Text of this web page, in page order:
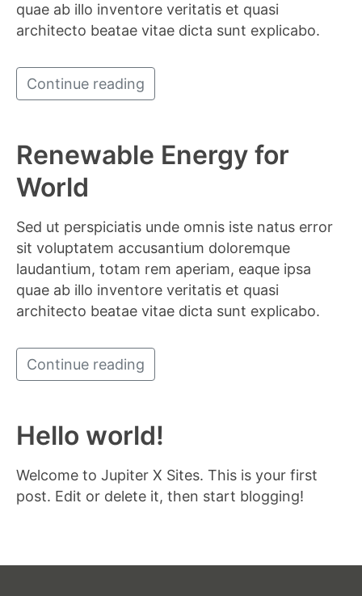
quae ab illo inventore veritatis et quasi
architecto beatae vitae dicta sunt explicabo.
Continue reading
Renewable Energy for
World
Sed ut perspiciatis unde omnis iste natus error
sit voluptatem accusantium doloremque
laudantium, totam rem aperiam, eaque ipsa
quae ab illo inventore veritatis et quasi
architecto beatae vitae dicta sunt explicabo.
Continue reading
Hello world!
Welcome to Jupiter X Sites. This is your first
post. Edit or delete it, then start blogging!